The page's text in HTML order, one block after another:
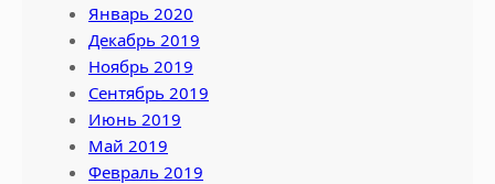
Январь 2020
Декабрь 2019
Ноябрь 2019
Сентябрь 2019
Июнь 2019
Май 2019
Февраль 2019